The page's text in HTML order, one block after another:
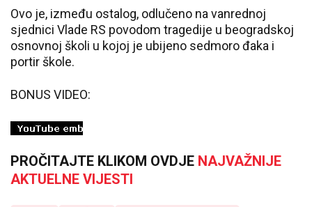
Ovo je, između ostalog, odlučeno na vanrednoj
sjednici Vlade RS povodom tragedije u beogradskoj
osnovnoj školi u kojoj je ubijeno sedmoro đaka i
portir škole.
BONUS VIDEO:
PROČITAJTE KLIKOM OVDJE NAJVAŽNIJE
AKTUELNE VIJESTI